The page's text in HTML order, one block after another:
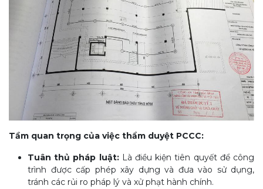
Tầm quan trọng của việc thẩm duyệt PCCC:
Tuân thủ pháp luật:Là điều kiện tiên quyết để công
trình được cấp phép xây dựng và đưa vào sử dụng,
tránh các rủi ro pháp lý và xử phạt hành chính.